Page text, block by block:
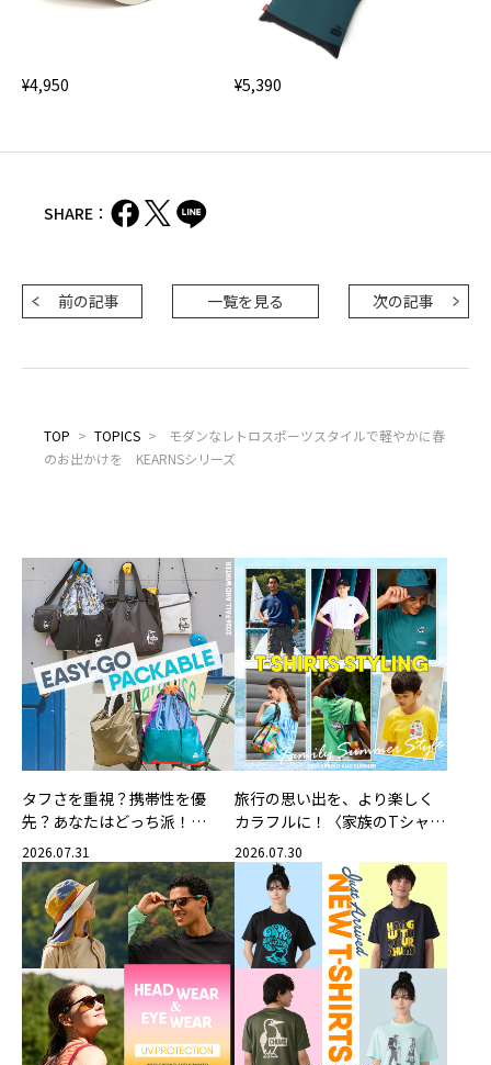
¥4,950 ¥5,390
SHARE：
前の記事 一覧を見る 次の記事
TOP > TOPICS >
モダンなレトロスポーツスタイルで軽やかに春
のお出かけを KEARNSシリーズ
タフさを重視？携帯性を優
先？あなたはどっち派！
CHUMSの軽量バッグ
2026.07.31
旅行の思い出を、より楽しく
カラフルに！〈家族のTシャツ
スタイリング特集〉
2026.07.30